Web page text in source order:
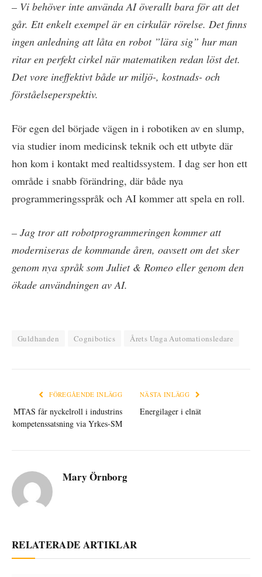
– Vi behöver inte använda AI överallt bara för att det
går. Ett enkelt exempel är en cirkulär rörelse. Det finns
ingen anledning att låta en robot ”lära sig” hur man
ritar en perfekt cirkel när matematiken redan löst det.
Det vore ineffektivt både ur miljö-, kostnads- och
förståelseperspektiv.
För egen del började vägen in i robotiken av en slump,
via studier inom medicinsk teknik och ett utbyte där
hon kom i kontakt med realtidssystem. I dag ser hon ett
område i snabb förändring, där både nya
programmeringsspråk och AI kommer att spela en roll.
– Jag tror att robotprogrammeringen kommer att
moderniseras de kommande åren, oavsett om det sker
genom nya språk som Juliet & Romeo eller genom den
ökade användningen av AI.
Guldhanden Cognibotics Årets Unga Automationsledare
FÖREGÅENDE INLÄGG
MTAS får nyckelroll i industrins
kompetenssatsning via Yrkes-SM
NÄSTA INLÄGG
Energilager i elnät
Mary Örnborg
RELATERADE ARTIKLAR